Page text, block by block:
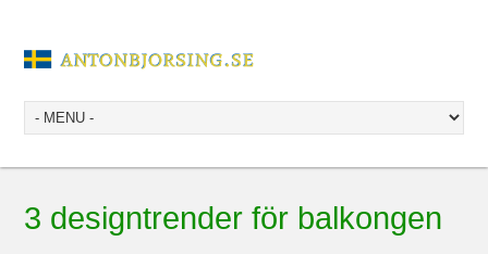
3 designtrender för balkongen